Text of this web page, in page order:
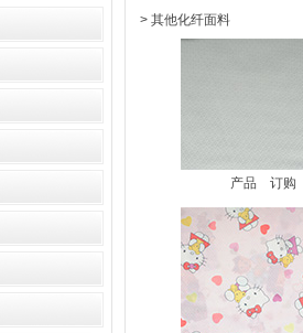
> 其他化纤面料
产品 订购